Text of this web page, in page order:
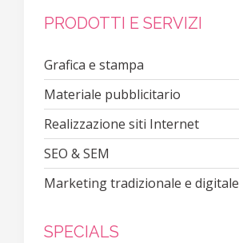
PRODOTTI E SERVIZI
Grafica e stampa
Materiale pubblicitario
Realizzazione siti Internet
SEO & SEM
Marketing tradizionale e digitale
SPECIALS